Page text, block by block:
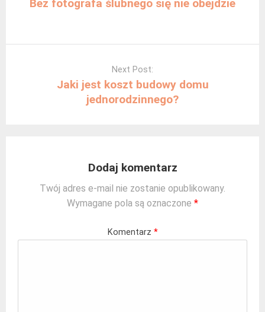
Bez fotografa ślubnego się nie obejdzie
Next Post:
Jaki jest koszt budowy domu
jednorodzinnego?
Dodaj komentarz
Twój adres e-mail nie zostanie opublikowany.
Wymagane pola są oznaczone *
Komentarz *